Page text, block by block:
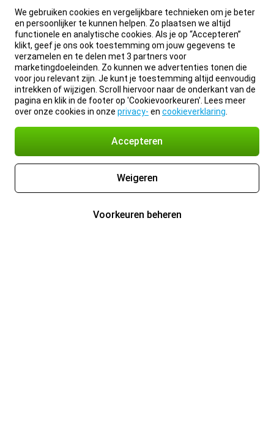
We gebruiken cookies en vergelijkbare technieken om je beter
en persoonlijker te kunnen helpen. Zo plaatsen we altijd
functionele en analytische cookies. Als je op “Accepteren”
klikt, geef je ons ook toestemming om jouw gegevens te
verzamelen en te delen met 3 partners voor
marketingdoeleinden. Zo kunnen we advertenties tonen die
voor jou relevant zijn. Je kunt je toestemming altijd eenvoudig
intrekken of wijzigen. Scroll hiervoor naar de onderkant van de
pagina en klik in de footer op 'Cookievoorkeuren'. Lees meer
over onze cookies in onze privacy- en cookieverklaring
Accepteren
Weigeren
Voorkeuren beheren